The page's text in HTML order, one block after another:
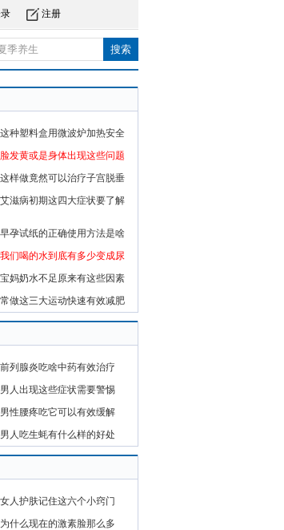
注册
这种塑料盒用微波炉加热安全
脸发黄或是身体出现这些问题
这样做竟然可以治疗子宫脱垂
艾滋病初期这四大症状要了解
早孕试纸的正确使用方法是啥
我们喝的水到底有多少变成尿
宝妈奶水不足原来有这些因素
常做这三大运动快速有效减肥
前列腺炎吃啥中药有效治疗
男人出现这些症状需要警惕
男性腰疼吃它可以有效缓解
男人吃生蚝有什么样的好处
女人护肤记住这六个小窍门
为什么现在的激素脸那么多